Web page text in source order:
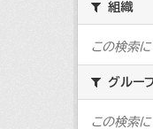
組織
この検索
グルー
この検索